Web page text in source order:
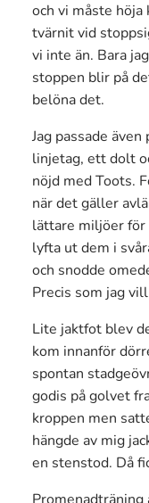
och vi måste
tvärnit vid
vi inte än. Bara
stoppen blir på
belöna det.
Jag passade
linjetag, ett dolt
nöjd med Toots.
när det gäller
lättare miljöer för
lyfta ut dem i
och snodde
Precis som jag
Lite jaktfot blev
kom innanför
spontan
godis på golvet
kroppen men
hängde av mig
en stenstod. Då